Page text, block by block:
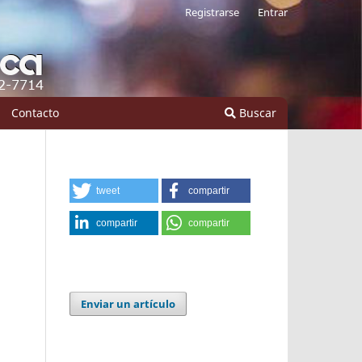
Contacto Buscar
Registrarse Entrar
tweet compartir
compartir compartir
Enviar un artículo